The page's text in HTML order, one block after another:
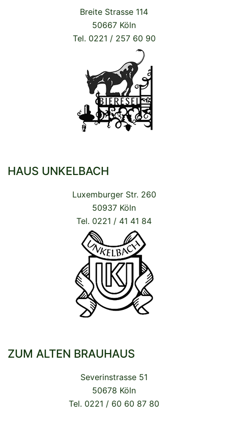
Breite Strasse 114
50667 Köln
Tel. 0221 / 257 60 90
HAUS UNKELBACH
Luxemburger Str. 260
50937 Köln
Tel. 0221 / 41 41 84
ZUM ALTEN BRAUHAUS
Severinstrasse 51
50678 Köln
Tel. 0221 / 60 60 87 80